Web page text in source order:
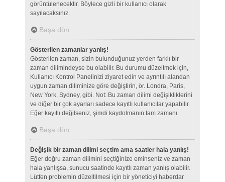
görüntülenecektir. Böylece gizli bir kullanıcı olarak
sayılacaksınız.
Başa dön
Gösterilen zamanlar yanlış!
Gösterilen zaman, sizin bulunduğunuz yerden farklı bir
zaman dilimindeyse bu olabilir. Bu durumu düzeltmek için,
Kullanıcı Kontrol Panelinizi ziyaret edin ve ayrıntılı alandan
uygun zaman diliminize göre değiştirin, ör. Londra, Paris,
New York, Sydney, gibi. Not: Bu zaman dilimi değişikliklerini
ve diğer bir çok ayarları sadece kayıtlı kullanıcılar yapabilir.
Eğer kayıtlı değilseniz, şimdi kaydolmanın tam zamanı.
Başa dön
Değişik bir zaman dilimi seçtim ama saatler hala yanlış!
Eğer doğru zaman dilimini seçtiğinize eminseniz ve zaman
hala yanlışsa, sunucu saatinde kayıtlı zaman yanlış olabilir.
Lütfen problemin düzeltilmesi için bir yöneticiyi haberdar